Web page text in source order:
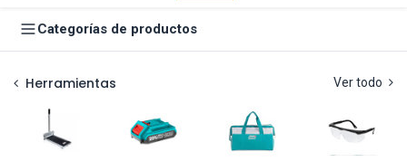
Categorías de productos
Herramientas Ver todo